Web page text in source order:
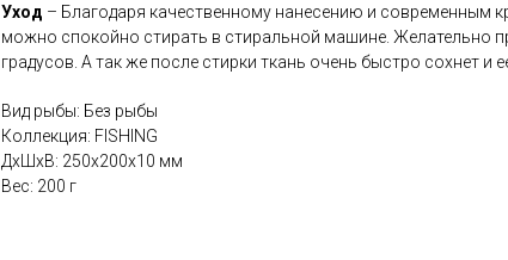
Уход – Благодаря качественному нанесению и современным
можно спокойно стирать в стиральной машине. Желательно
градусов. А так же после стирки ткань очень быстро сохнет и
Вид рыбы: Без рыбы
Коллекция: FISHING
ДxШxВ: 250x200x10 мм
Вес: 200 г